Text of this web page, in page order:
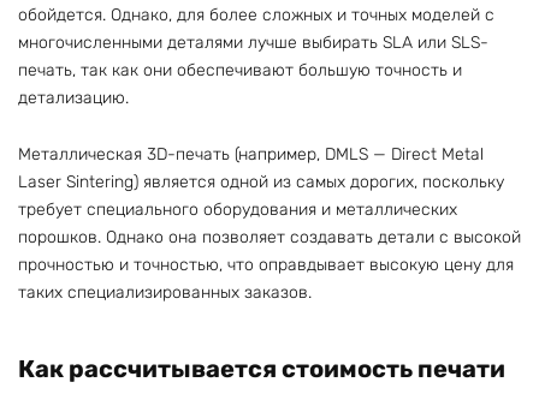
обойдется. Однако, для более сложных и точных моделей с
многочисленными деталями лучше выбирать SLA или SLS-
печать, так как они обеспечивают большую точность и
детализацию.
Металлическая 3D-печать (например, DMLS — Direct Metal
Laser Sintering) является одной из самых дорогих, поскольку
требует специального оборудования и металлических
порошков. Однако она позволяет создавать детали с высокой
прочностью и точностью, что оправдывает высокую цену для
таких специализированных заказов.
Как рассчитывается стоимость печати